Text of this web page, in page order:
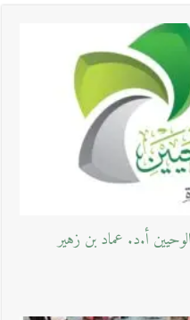
أ.د. عماد بن زهير